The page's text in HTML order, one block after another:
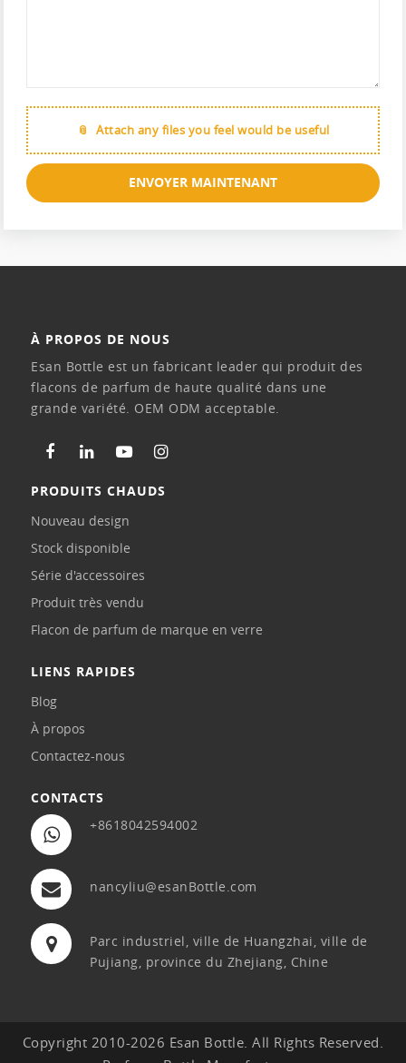
Attach any files you feel would be useful
ENVOYER MAINTENANT
À PROPOS DE NOUS
Esan Bottle est un fabricant leader qui produit des
flacons de parfum de haute qualité dans une
grande variété. OEM ODM acceptable.
PRODUITS CHAUDS
Nouveau design
Stock disponible
Série d'accessoires
Produit très vendu
Flacon de parfum de marque en verre
LIENS RAPIDES
Blog
À propos
Contactez-nous
CONTACTS
+8618042594002
nancyliu@esanBottle.com
Parc industriel, ville de Huangzhai, ville de
Pujiang, province du Zhejiang, Chine
Copyright 2010-2026 Esan Bottle. All Rights Reserved.